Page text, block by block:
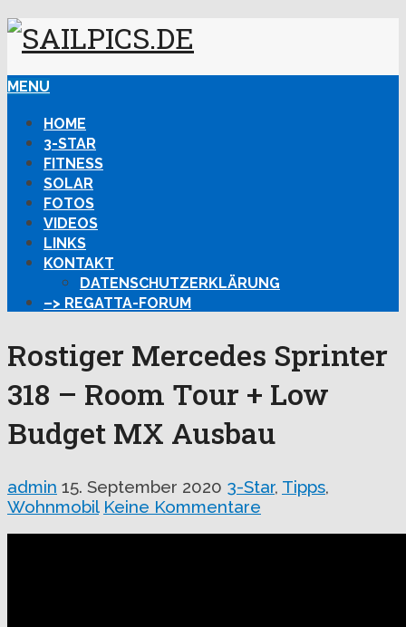
MENU
HOME
3-STAR
FITNESS
SOLAR
FOTOS
VIDEOS
LINKS
KONTAKT
DATENSCHUTZERKLÄRUNG
–> REGATTA-FORUM
Rostiger Mercedes Sprinter
318 – Room Tour + Low
Budget MX Ausbau
admin 15. September 2020 3-Star, Tipps,
Wohnmobil Keine Kommentare